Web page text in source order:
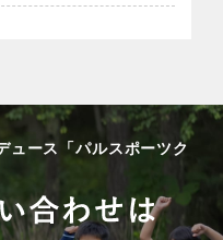
ュース「パルスポーツク